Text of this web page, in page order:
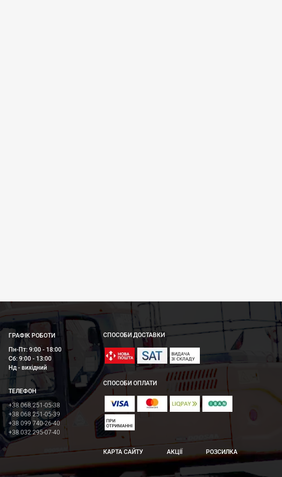
ГРАФІК РОБОТИ
Пн-Пт: 9:00 - 18:00
Сб: 9:00 - 13:00
Нд - вихідний
ТЕЛЕФОН
+38 068 251-05-38
+38 068 251-05-39
+38 099 740-26-40
+38 032 295-07-40
СПОСОБИ ДОСТАВКИ
СПОСОБИ ОПЛАТИ
КАРТА САЙТУ АКЦІЇ РОЗСИЛКА